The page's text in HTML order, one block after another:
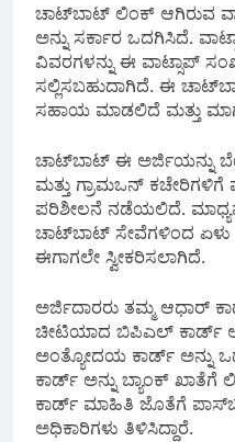
ಚಾಟ್‌ಬಾಟ್ ಲಿಂಕ್ ಆಗಿರುವ
ಅನ್ನು ಸರ್ಕಾರ ಒದಗಿಸಿದೆ.
ವಿವರಗಳನ್ನು ಈ ವಾಟ್ಸಾಪ್
ಸಲ್ಲಿಸಬಹುದಾಗಿದೆ. ಈ
ಸಹಾಯ ಮಾಡಲಿದೆ ಮತ್ತು
ಚಾಟ್‌ಬಾಟ್ ಈ ಅರ್ಜಿಯನ್ನು
ಮತ್ತು ಗ್ರಾಮಒನ್ ಕಚೇರಿಗಳಿಗೆ
ಪರಿಶೀಲನೆ ನಡೆಯಲಿದೆ.
ಚಾಟ್‌ಬಾಟ್ ಸೇವೆಗಳಿಂದ ಏಳು
ಈಗಾಗಲೇ ಸ್ವೀಕರಿಸಲಾಗಿದೆ.
ಅರ್ಜಿದಾರರು ತಮ್ಮ ಆಧಾರ್
ಚೀಟಿಯಾದ ಬಿಪಿಎಲ್ ಕಾರ್ಡ್
ಅಂತ್ಯೋದಯ ಕಾರ್ಡ್ ಅನ್ನು
ಕಾರ್ಡ್ ಅನ್ನು ಬ್ಯಾಂಕ್
ಕಾರ್ಡ್ ಮಾಹಿತಿ ಜೊತೆಗೆ
ಅಧಿಕಾರಿಗಳು ತಿಳಿಸಿದ್ದಾರೆ.